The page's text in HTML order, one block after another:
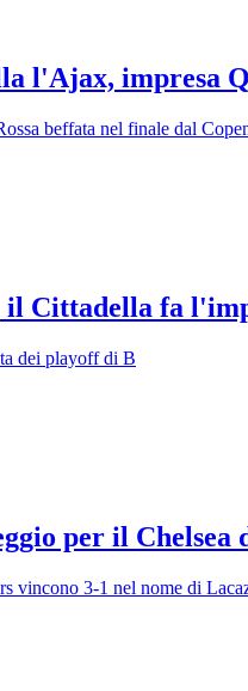
l'Ajax, impresa
beffata nel finale dal
Cittadella fa
dei playoff di B
per il Chelsea
vincono 3-1 nel nome di